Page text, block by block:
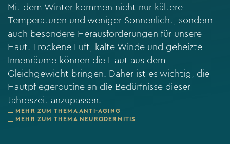
Mit dem Winter kommen nicht nur kältere
Temperaturen und weniger Sonnenlicht, sondern
auch besondere Herausforderungen für unsere
Haut. Trockene Luft, kalte Winde und geheizte
Innenräume können die Haut aus dem
Gleichgewicht bringen. Daher ist es wichtig, die
Hautpflegeroutine an die Bedürfnisse dieser
Jahreszeit anzupassen.
MEHR ZUM THEMA ANTI-AGING
MEHR ZUM THEMA NEURODERMITIS